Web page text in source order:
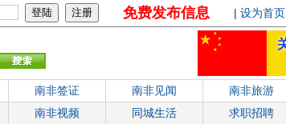
免费发布信息 | 设为首页
南非签证 南非见闻 南非旅游
南非视频 同城生活 求职招聘